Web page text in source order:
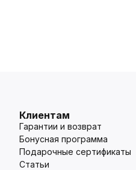
Клиентам
Гарантии и возврат
Бонусная программа
Подарочные сертификаты
Статьи